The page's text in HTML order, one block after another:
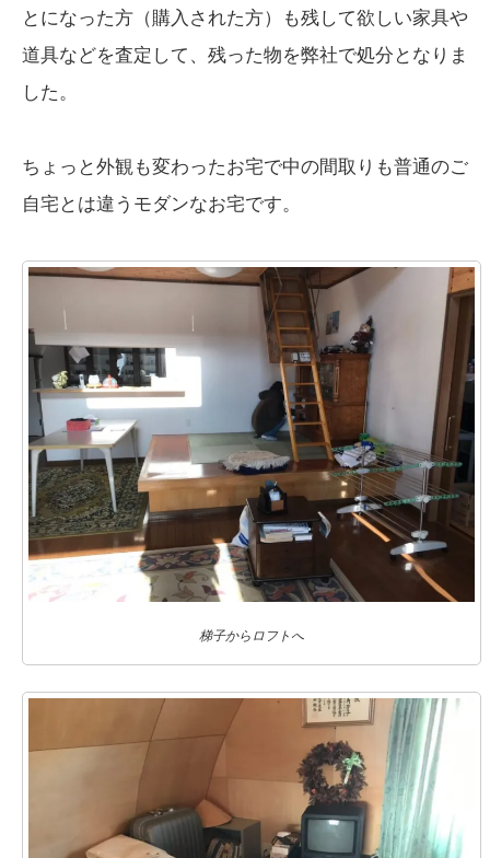
とになった方（購入された方）も残して欲しい家具や
道具などを査定して、残った物を弊社で処分となりま
した。
ちょっと外観も変わったお宅で中の間取りも普通のご
自宅とは違うモダンなお宅です。
梯子からロフトへ